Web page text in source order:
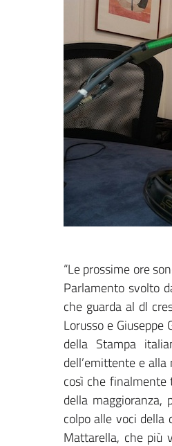
“Le prossime ore
Parlamento svolto
che guarda al dl
Lorusso e
della Stampa
dell’emittente e
così che
della
colpo alle voci della
Mattarella, che più